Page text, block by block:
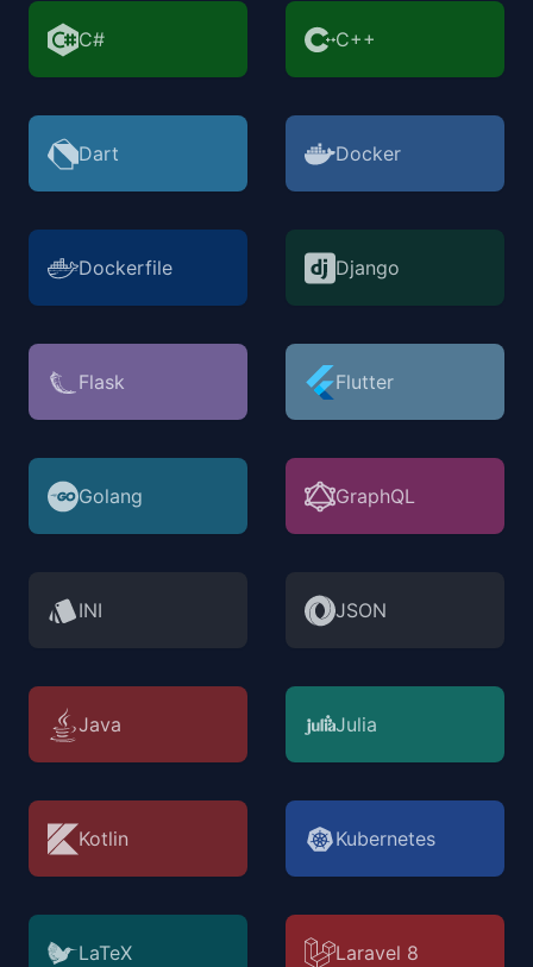
C# C++
Dart Docker
Dockerfile Django
Flask Flutter
Golang GraphQL
INI JSON
Java Julia
Kotlin Kubernetes
LaTeX Laravel 8